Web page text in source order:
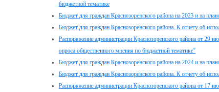
бюджетной тематике
Бюджет для граждан Краснозоренского района на 2023 и на
Бюджет для граждан Краснозоренского района. К отчету об
Распоряжение администрации Краснозоренского района от 29
опроса общественного мнения по бюджетной тематике"
Бюджет для граждан Краснозоренского района на 2024 и на
Бюджет для граждан Краснозоренского района. К отчету об
Распоряжение администрации Краснозоренского района от 17